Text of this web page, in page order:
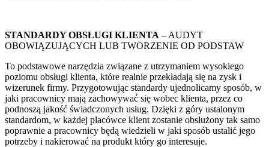
STANDARDY OBSŁUGI KLIENTA – AUDYT
OBOWIĄZUJĄCYCH LUB TWORZENIE OD PODSTAW
To podstawowe narzędzia związane z utrzymaniem wysokiego
poziomu obsługi klienta, które realnie przekładają się na zysk i
wizerunek firmy. Przygotowując standardy ujednolicamy sposób, w
jaki pracownicy mają zachowywać się wobec klienta, przez co
podnoszą jakość świadczonych usług. Dzięki z góry ustalonym
standardom, w każdej placówce klient zostanie obsłużony tak samo
poprawnie a pracownicy będą wiedzieli w jaki sposób ustalić jego
potrzeby i nakierować na produkt który go interesuje.